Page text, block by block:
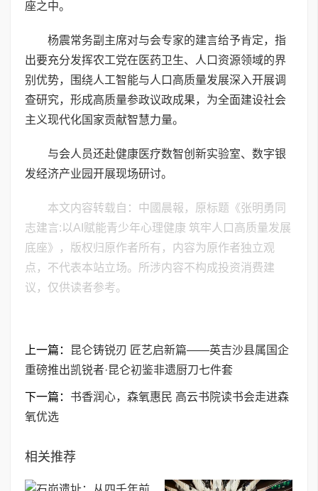
座之中。
杨震常务副主席对与会专家的建言给予肯定，指
出要充分发挥农工党在医药卫生、人口资源领域的界
别优势，围绕人工智能与人口高质量发展深入开展调
查研究，形成高质量参政议政成果，为全面建设社会
主义现代化国家贡献智慧力量。
与会人员还赴健康医疗数智创新实验室、数字银
发经济产业园开展现场研讨。
本文内容转载自：中國晨報，原标题《张明勇同
志建言:以AI赋能青少年心理健康 筑牢人口高质量发展
底座》，版权归原作者所有，内容为原作者独立观
点，不代表本站立场。所涉内容不构成投资消费建
议，仅供读者参考。
上一篇：
昆仑铸锐刃 匠艺启新篇——英吉沙县属国企
重磅推出凯锐者·昆仑初鉴非遗厨刀七件套
下一篇： 书香润心，森氧惠民 高云书院读书会走进森
氧优选
相关推荐